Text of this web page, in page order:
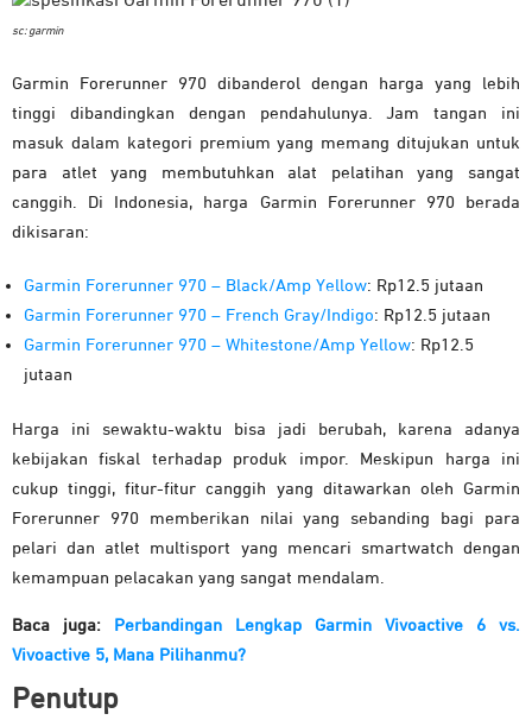
sc: garmin
Garmin Forerunner 970 dibanderol dengan harga yang lebih
tinggi dibandingkan dengan pendahulunya. Jam tangan ini
masuk dalam kategori premium yang memang ditujukan untuk
para atlet yang membutuhkan alat pelatihan yang sangat
canggih. Di Indonesia, harga Garmin Forerunner 970 berada
dikisaran:
Garmin Forerunner 970 – Black/Amp Yellow: Rp12.5 jutaan
Garmin Forerunner 970 – French Gray/Indigo: Rp12.5 jutaan
Garmin Forerunner 970 – Whitestone/Amp Yellow: Rp12.5
jutaan
Harga ini sewaktu-waktu bisa jadi berubah, karena adanya
kebijakan fiskal terhadap produk impor. Meskipun harga ini
cukup tinggi, fitur-fitur canggih yang ditawarkan oleh Garmin
Forerunner 970 memberikan nilai yang sebanding bagi para
pelari dan atlet multisport yang mencari smartwatch dengan
kemampuan pelacakan yang sangat mendalam.
Baca juga: Perbandingan Lengkap Garmin Vivoactive 6 vs.
Vivoactive 5, Mana Pilihanmu?
Penutup